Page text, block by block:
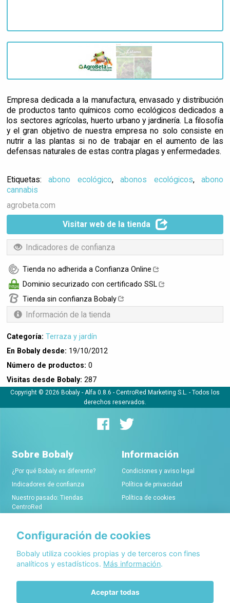
Empresa dedicada a la manufactura, envasado y distribución
de productos tanto químicos como ecológicos dedicados a
los sectores agrícolas, huerto urbano y jardinería. La filosofía
y el gran objetivo de nuestra empresa no solo consiste en
nutrir a las plantas si no de trabajar en el aumento de las
defensas naturales de estas contra plagas y enfermedades.
Etiquetas:abono ecológico,abonos ecológicos,abono
cannabis
agrobeta.com
Visitar web de la tienda
Indicadores de confianza
Tienda no adherida a Confianza Online
Dominio securizado con certificado SSL
Tienda sin confianza Bobaly
Información de la tienda
Categoría: Terraza y jardín
En Bobaly desde: 19/10/2012
Número de productos: 0
Visitas desde Bobaly: 287
Copyright © 2026 Bobaly - Alfa 0.8.6 - CentroRed Marketing S.L. - Todos los
derechos reservados.
Sobre Bobaly
¿Por qué Bobaly es diferente?
Indicadores de confianza
Nuestro pasado: Tiendas
CentroRed
Información
Condiciones y aviso legal
Política de privacidad
Política de cookies
Comerciantes
Alta de tiendas online
Condiciones de alta
Conócenos
Acerca de Bobaly Partners
Partner eCommerce
Configuración de cookies
Bobaly utiliza cookies propias y de terceros con fines
analíticos y estadísticos. Más información.
Aceptar todas